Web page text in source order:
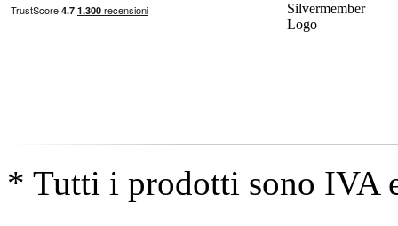
* Tutti i prodotti sono IVA